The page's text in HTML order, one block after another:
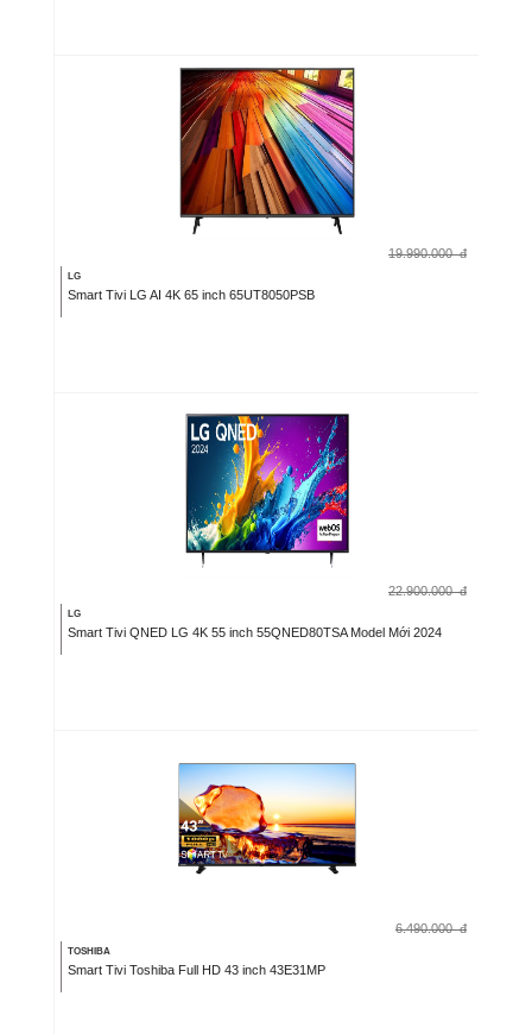
19.990.000 đ
LG
Smart Tivi LG AI 4K 65 inch 65UT8050PSB
22.900.000 đ
LG
Smart Tivi QNED LG 4K 55 inch 55QNED80TSA Model Mới 2024
6.490.000 đ
TOSHIBA
Smart Tivi Toshiba Full HD 43 inch 43E31MP